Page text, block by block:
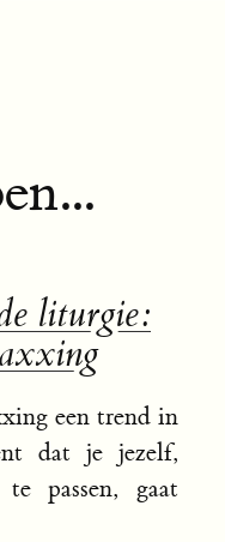
liturgie:
een trend in
dat je jezelf,
passen, gaat